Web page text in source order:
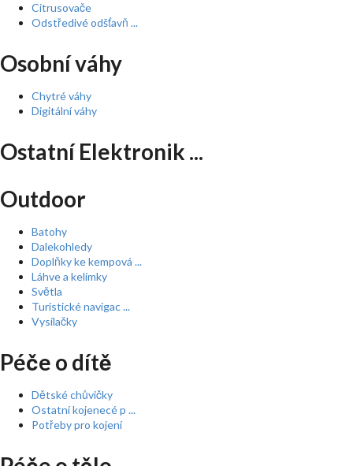
Citrusovače
Odstředivé odšťavň ...
Osobní váhy
Chytré váhy
Digitální váhy
Ostatní Elektronik ...
Outdoor
Batohy
Dalekohledy
Doplňky ke kempová ...
Láhve a kelímky
Světla
Turistické navigac ...
Vysílačky
Péče o dítě
Dětské chůvičky
Ostatní kojenecé p ...
Potřeby pro kojení